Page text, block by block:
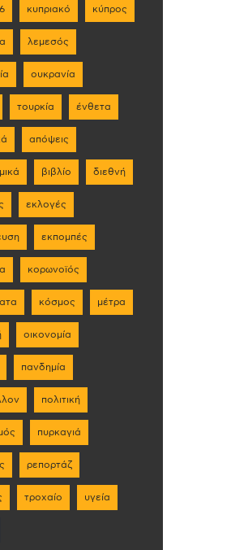
κυπριακό κύπρος
λεμεσός
ουκρανία
τουρκία ένθετα
απόψεις
βιβλίο διεθνή
εκλογές
εκπομπές
κορωνοϊός
κόσμος μέτρα
οικονομία
πανδημία
πολιτική
πυρκαγιά
ρεπορτάζ
τροχαίο υγεία